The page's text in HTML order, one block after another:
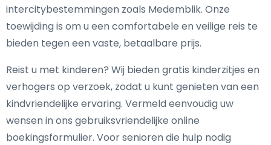
intercitybestemmingen zoals Medemblik. Onze
toewijding is om u een comfortabele en veilige reis te
bieden tegen een vaste, betaalbare prijs.
Reist u met kinderen? Wij bieden gratis kinderzitjes en
verhogers op verzoek, zodat u kunt genieten van een
kindvriendelijke ervaring. Vermeld eenvoudig uw
wensen in ons gebruiksvriendelijke online
boekingsformulier. Voor senioren die hulp nodig